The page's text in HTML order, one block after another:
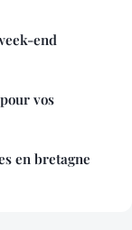
end
vos
en bretagne